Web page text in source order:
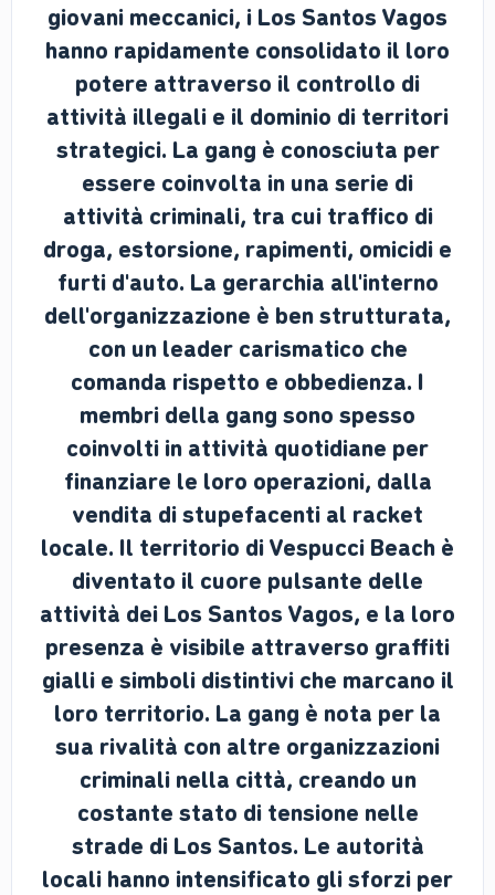
giovani meccanici, i Los Santos Vagos
hanno rapidamente consolidato il loro
potere attraverso il controllo di
attività illegali e il dominio di territori
strategici. La gang è conosciuta per
essere coinvolta in una serie di
attività criminali, tra cui traffico di
droga, estorsione, rapimenti, omicidi e
furti d'auto. La gerarchia all'interno
dell'organizzazione è ben strutturata,
con un leader carismatico che
comanda rispetto e obbedienza. I
membri della gang sono spesso
coinvolti in attività quotidiane per
finanziare le loro operazioni, dalla
vendita di stupefacenti al racket
locale. Il territorio di Vespucci Beach è
diventato il cuore pulsante delle
attività dei Los Santos Vagos, e la loro
presenza è visibile attraverso graffiti
gialli e simboli distintivi che marcano il
loro territorio. La gang è nota per la
sua rivalità con altre organizzazioni
criminali nella città, creando un
costante stato di tensione nelle
strade di Los Santos. Le autorità
locali hanno intensificato gli sforzi per